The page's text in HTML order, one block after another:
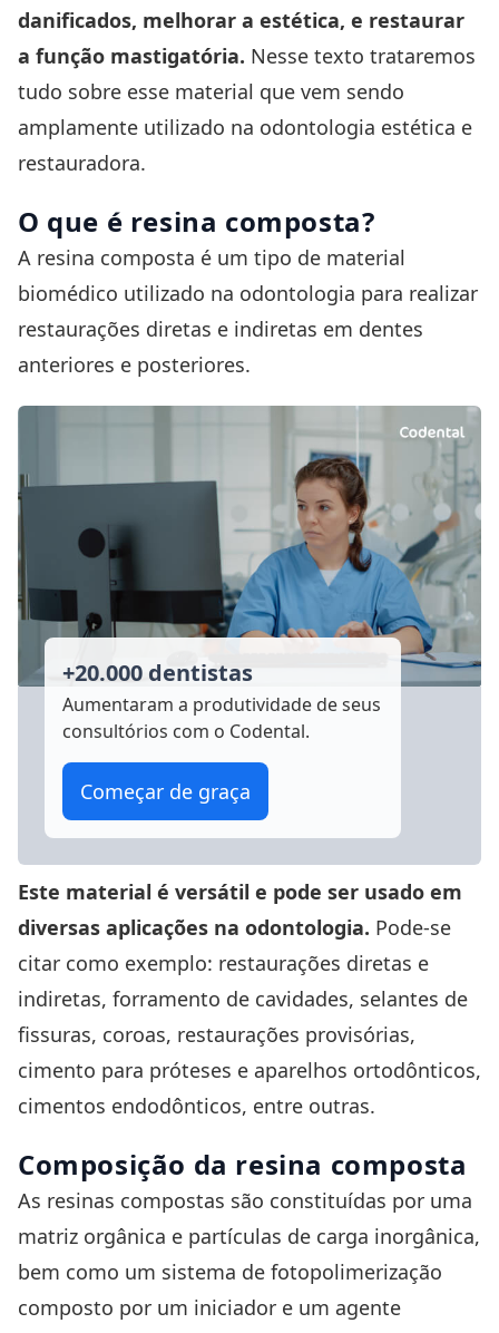
danificados, melhorar a estética, e restaurar
a função mastigatória. Nesse texto trataremos
tudo sobre esse material que vem sendo
amplamente utilizado na odontologia estética e
restauradora.
O que é resina composta?
A resina composta é um tipo de material
biomédico utilizado na odontologia para realizar
restaurações diretas e indiretas em dentes
anteriores e posteriores.
+20.000 dentistas
Aumentaram a produtividade de seus
consultórios com o Codental.
Começar de graça
Este material é versátil e pode ser usado em
diversas aplicações na odontologia. Pode-se
citar como exemplo: restaurações diretas e
indiretas, forramento de cavidades, selantes de
fissuras, coroas, restaurações provisórias,
cimento para próteses e aparelhos ortodônticos,
cimentos endodônticos, entre outras.
Composição da resina composta
As resinas compostas são constituídas por uma
matriz orgânica e partículas de carga inorgânica,
bem como um sistema de fotopolimerização
composto por um iniciador e um agente